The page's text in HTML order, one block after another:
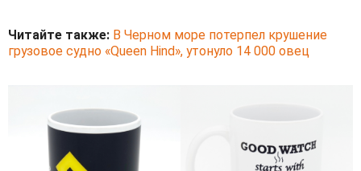
Читайте также: В Черном море потерпел крушение
грузовое судно «Queen Hind», утонуло 14 000 овец